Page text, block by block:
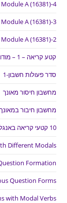
Module A (16381)-4
Module A (16381)-3
A (16381)-2
קטע קריאה – 1 – מודול a – שאלון 16381
סדר פעולות חשבון-1
מחשבון חיסור מאונך
מחשבון חיבור במאונך
10 קטעי קריאה באנגלית לכיתה ג
Different Modals
Formation
Question Forms
with Modal Verbs